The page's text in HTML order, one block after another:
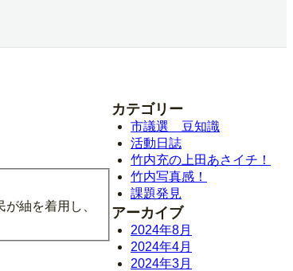
紬を着用し、
カテゴリー
市議選 豆知識
活動日誌
竹内充の上田あさイチ！
竹内写真感！
課題発見
アーカイブ
2024年8月
2024年4月
2024年3月